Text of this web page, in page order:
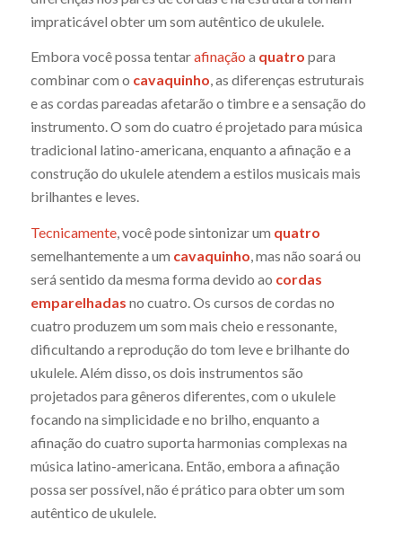
impraticável obter um som autêntico de ukulele.
Embora você possa tentarafinação a quatro para
combinar com o cavaquinho, as diferenças estruturais
e as cordas pareadas afetarão o timbre e a sensação do
instrumento. O som do cuatro é projetado para música
tradicional latino-americana, enquanto a afinação e a
construção do ukulele atendem a estilos musicais mais
brilhantes e leves.
Tecnicamente, você pode sintonizar um quatro
semelhantemente a um cavaquinho , mas não soará ou
será sentido da mesma forma devido ao cordas
emparelhadas no cuatro. Os cursos de cordas no
cuatro produzem um som mais cheio e ressonante,
dificultando a reprodução do tom leve e brilhante do
ukulele. Além disso, os dois instrumentos são
projetados para gêneros diferentes, com o ukulele
focando na simplicidade e no brilho, enquanto a
afinação do cuatro suporta harmonias complexas na
música latino-americana. Então, embora a afinação
possa ser possível, não é prático para obter um som
autêntico de ukulele.